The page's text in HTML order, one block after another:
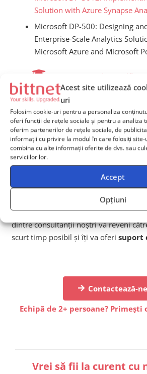
Acest site utilizează
uri
Folosim cookie-uri pentru a personaliza
oferi funcții de rețele sociale și pentru a analiza
oferim partenerilor de rețele sociale, de
informații cu privire la modul în care folosiți
combina cu alte informații oferite de dvs. sau
serviciilor lor.
Accept
Opțiuni
Solution with Azure Synapse
Microsoft DP-500: Designing
Enterprise-Scale Analytics
Microsoft Azure and Microsoft
Programe de certificare
Nu sunt programe de certificare în
Ai nevoie de
pentru alegerea
potrivite echipei
Contactează-neși solicită mai multe
dintre consultanții noștri va reveni
scurt timp posibil și îți va oferi suport
Contactează-ne
Echipă de 2+ persoane?
Vrei să fii la curent cu